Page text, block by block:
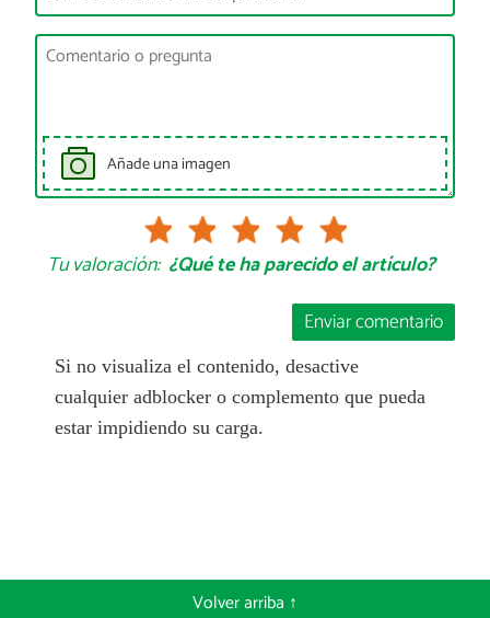
Añade una imagen
Tu valoración: ¿Qué te ha parecido el artículo?
Enviar comentario
Si no visualiza el contenido, desactive
cualquier adblocker o complemento que pueda
estar impidiendo su carga.
Volver arriba ↑